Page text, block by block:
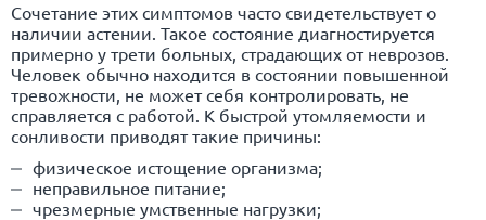
Сочетание этих симптомов часто свидетельствует о
наличии астении. Такое состояние диагностируется
примерно у трети больных, страдающих от неврозов.
Человек обычно находится в состоянии повышенной
тревожности, не может себя контролировать, не
справляется с работой. К быстрой утомляемости и
сонливости приводят такие причины:
физическое истощение организма;
неправильное питание;
чрезмерные умственные нагрузки;